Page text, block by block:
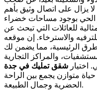
لا يزال على اتصال وثيق بأهم
الحي بوجود مساحات خضراء
للعائلات التي تبحث عن
والاسترخاء. إن موقعه
الرئيسية، مما يضمن لك
والمراكز التجارية
اختيار شقق تمليك في جدة
متوازن يجمع بين الراحة
الحضرية وجمال الطبيعة.